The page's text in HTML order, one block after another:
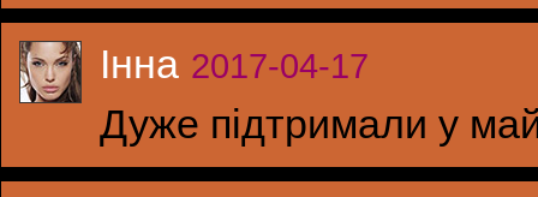
Інна 2017-04-17
Дуже підтримали у